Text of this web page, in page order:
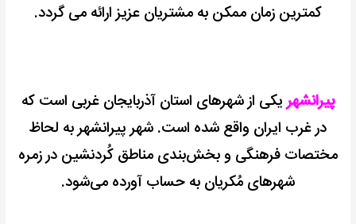
کمترین زمان ممکن به مشتریان عزیز ارائه می گردد.
پیرانشهریکی از شهرهای استان آذربایجان غربی است که
در غرب ایران واقع شده است. شهر پیرانشهر به لحاظ
مختصات فرهنگی و بخش‌بندی مناطق کُردنشین در زمره
شهرهای مُکریان به حساب آورده می‌شود.